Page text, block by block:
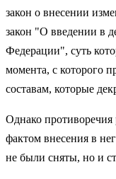
закон о внесении
закон "О введении в
Федерации", суть
момента, с которого
составам, которые
Однако противоречия
фактом внесения в
не были сняты, но и